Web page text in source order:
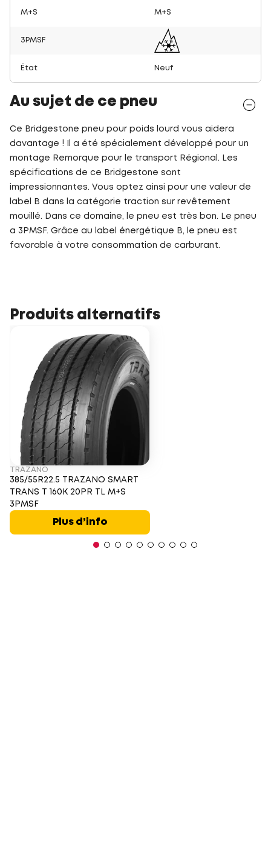
M+S M+S
3PMSF
État Neuf
Au sujet de ce pneu
Ce Bridgestone pneu pour poids lourd vous aidera
davantage ! Il a été spécialement développé pour un
montage Remorque pour le transport Régional. Les
spécifications de ce Bridgestone sont
impressionnantes. Vous optez ainsi pour une valeur de
label B dans la catégorie traction sur revêtement
mouillé. Dans ce domaine, le pneu est très bon. Le pneu
a 3PMSF. Grâce au label énergétique B, le pneu est
favorable à votre consommation de carburant.
Produits alternatifs
TRAZANO
385/55R22.5 TRAZANO SMART
TRANS T 160K 20PR TL M+S
3PMSF
Plus d’info